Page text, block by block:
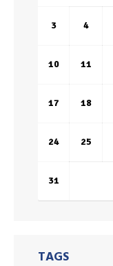
3 4
10 11
17 18
24 25
31
TAGS